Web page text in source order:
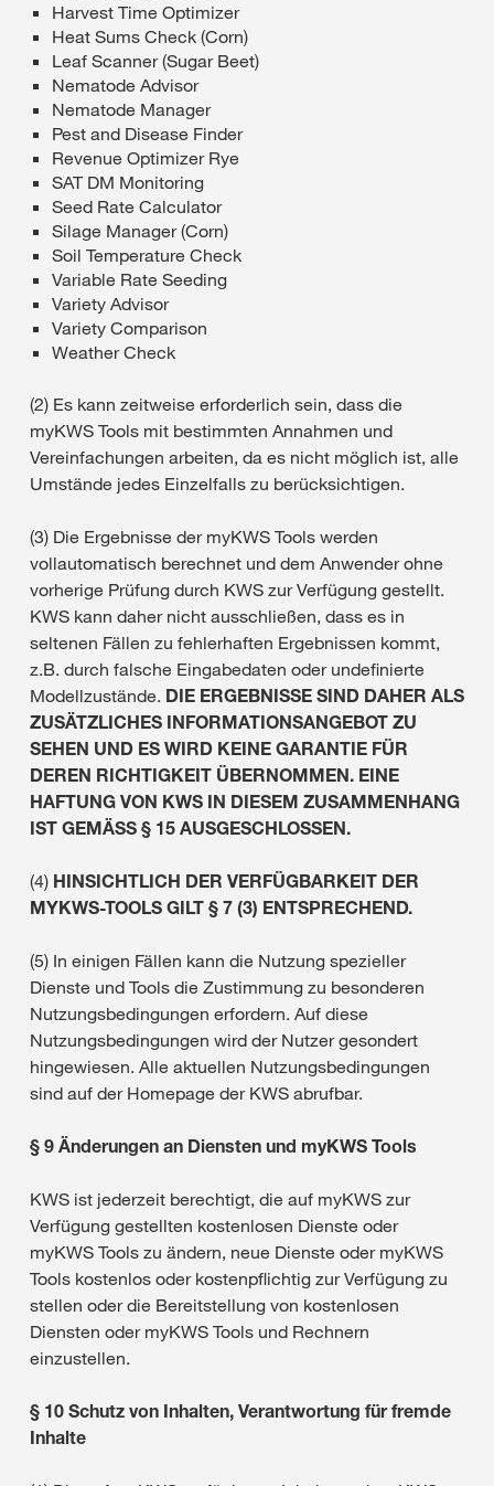
Harvest Time Optimizer
Heat Sums Check (Corn)
Leaf Scanner (Sugar Beet)
Nematode Advisor
Nematode Manager
Pest and Disease Finder
Revenue Optimizer Rye
SAT DM Monitoring
Seed Rate Calculator
Silage Manager (Corn)
Soil Temperature Check
Variable Rate Seeding
Variety Advisor
Variety Comparison
Weather Check
(2) Es kann zeitweise erforderlich sein, dass die
myKWS Tools mit bestimmten Annahmen und
Vereinfachungen arbeiten, da es nicht möglich ist, alle
Umstände jedes Einzelfalls zu berücksichtigen.
(3) Die Ergebnisse der myKWS Tools werden
vollautomatisch berechnet und dem Anwender ohne
vorherige Prüfung durch KWS zur Verfügung gestellt.
KWS kann daher nicht ausschließen, dass es in
seltenen Fällen zu fehlerhaften Ergebnissen kommt,
z.B. durch falsche Eingabedaten oder undefinierte
Modellzustände. DIE ERGEBNISSE SIND DAHER ALS
ZUSÄTZLICHES INFORMATIONSANGEBOT ZU
SEHEN UND ES WIRD KEINE GARANTIE FÜR
DEREN RICHTIGKEIT ÜBERNOMMEN. EINE
HAFTUNG VON KWS IN DIESEM ZUSAMMENHANG
IST GEMÄSS § 15 AUSGESCHLOSSEN.
(4) HINSICHTLICH DER VERFÜGBARKEIT DER
MYKWS-TOOLS GILT § 7 (3) ENTSPRECHEND.
(5) In einigen Fällen kann die Nutzung spezieller
Dienste und Tools die Zustimmung zu besonderen
Nutzungsbedingungen erfordern. Auf diese
Nutzungsbedingungen wird der Nutzer gesondert
hingewiesen. Alle aktuellen Nutzungsbedingungen
sind auf der Homepage der KWS abrufbar.
§ 9 Änderungen an Diensten und myKWS Tools
KWS ist jederzeit berechtigt, die auf myKWS zur
Verfügung gestellten kostenlosen Dienste oder
myKWS Tools zu ändern, neue Dienste oder myKWS
Tools kostenlos oder kostenpflichtig zur Verfügung zu
stellen oder die Bereitstellung von kostenlosen
Diensten oder myKWS Tools und Rechnern
einzustellen.
§ 10 Schutz von Inhalten, Verantwortung für fremde
Inhalte